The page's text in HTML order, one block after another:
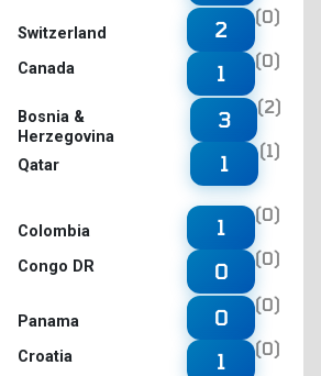
Switzerland
Canada
2
(0)
1
(0)
Bosnia &
Herzegovina
Qatar
3
(2)
1
(1)
Colombia
Congo DR
1
(0)
0
(0)
Panama
Croatia
0
(0)
1
(0)